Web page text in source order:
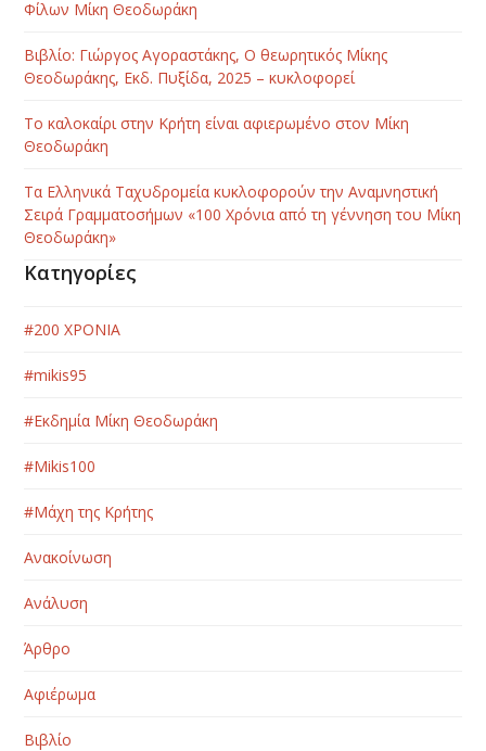
Φίλων Μίκη Θεοδωράκη
Βιβλίο: Γιώργος Αγοραστάκης, Ο θεωρητικός Μίκης
Θεοδωράκης, Εκδ. Πυξίδα, 2025 – κυκλοφορεί
Το καλοκαίρι στην Κρήτη είναι αφιερωμένο στον Μίκη
Θεοδωράκη
Τα Ελληνικά Ταχυδρομεία κυκλοφορούν την Αναμνηστική
Σειρά Γραμματοσήμων «100 Χρόνια από τη γέννηση του Μίκη
Θεοδωράκη»
Κατηγορίες
#200 ΧΡΟΝΙΑ
#mikis95
#Εκδημία Μίκη Θεοδωράκη
#Μikis100
#Μάχη της Κρήτης
Ανακοίνωση
Ανάλυση
Άρθρο
Αφιέρωμα
Βιβλίο